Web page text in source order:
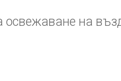
освежаване на